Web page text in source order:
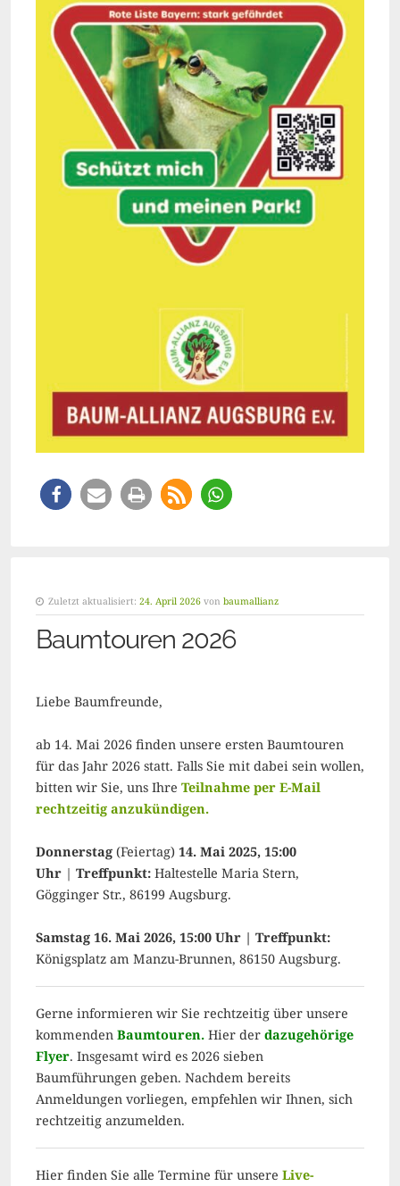
Zuletzt aktualisiert: 24. April 2026 von baumallianz
Baumtouren 2026
Liebe Baumfreunde,
ab 14. Mai 2026 finden unsere ersten Baumtouren
für das Jahr 2026 statt. Falls Sie mit dabei sein wollen,
bitten wir Sie, uns Ihre Teilnahme per E-Mail
rechtzeitig anzukündigen.
Donnerstag (Feiertag) 14. Mai 2025, 15:00
Uhr | Treffpunkt: Haltestelle Maria Stern,
Gögginger Str., 86199 Augsburg.
Samstag 16. Mai 2026, 15:00 Uhr | Treffpunkt:
Königsplatz am Manzu-Brunnen, 86150 Augsburg.
Gerne informieren wir Sie rechtzeitig über unsere
kommenden Baumtouren. Hier der dazugehörige
Flyer. Insgesamt wird es 2026 sieben
Baumführungen geben. Nachdem bereits
Anmeldungen vorliegen, empfehlen wir Ihnen, sich
rechtzeitig anzumelden.
Hier finden Sie alle Termine für unsere Live-